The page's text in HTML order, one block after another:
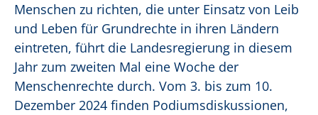
Menschen zu richten, die unter Einsatz von Leib
und Leben für Grundrechte in ihren Ländern
eintreten, führt die Landesregierung in diesem
Jahr zum zweiten Mal eine Woche der
Menschenrechte durch. Vom 3. bis zum 10.
Dezember 2024 finden Podiumsdiskussionen,